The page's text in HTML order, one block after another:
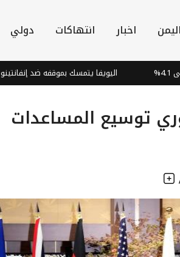
اليمن اخبار انتهاكات دولي
اليويفا يتمسك بموقفه ضد إنفانتينو رغم اعتذاره
توسيع المساعدات